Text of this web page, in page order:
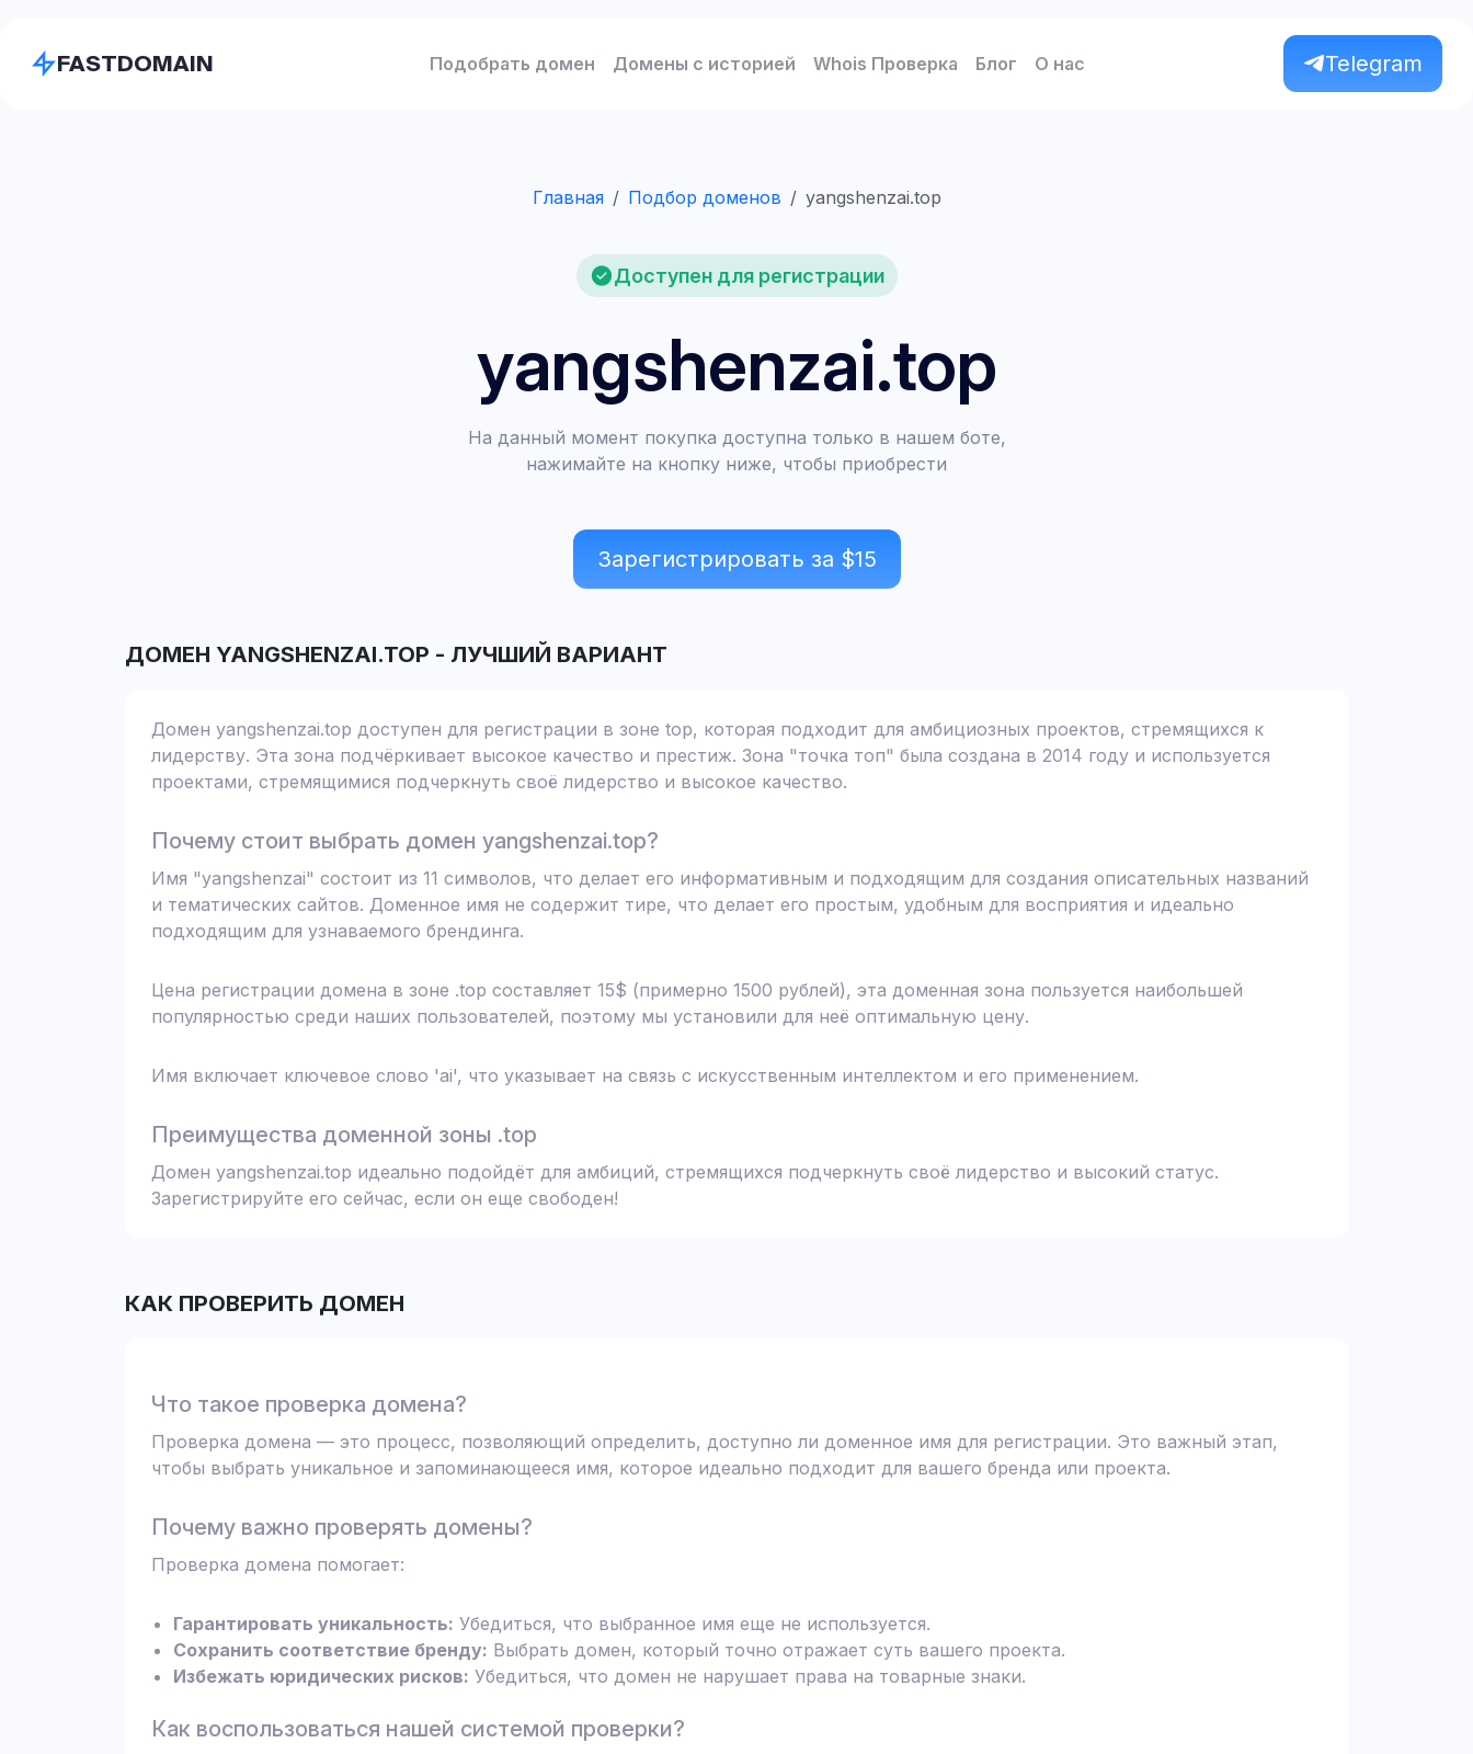
FASTDOMAIN Подобрать домен Домены с историей Whois Проверка Блог О нас Telegram
Главная Подбор доменов yangshenzai.top
Доступен для регистрации
yangshenzai.top
На данный момент покупка доступна только в нашем боте,
нажимайте на кнопку ниже, чтобы приобрести
Зарегистрировать за $15
ДОМЕН YANGSHENZAI.TOP - ЛУЧШИЙ ВАРИАНТ
Домен yangshenzai.top доступен для регистрации в зоне top, которая подходит для амбициозных проектов, стремящихся к
лидерству. Эта зона подчёркивает высокое качество и престиж. Зона "точка топ" была создана в 2014 году и используется
проектами, стремящимися подчеркнуть своё лидерство и высокое качество.
Почему стоит выбрать домен yangshenzai.top?
Имя "yangshenzai" состоит из 11 символов, что делает его информативным и подходящим для создания описательных названий
и тематических сайтов. Доменное имя не содержит тире, что делает его простым, удобным для восприятия и идеально
подходящим для узнаваемого брендинга.
Цена регистрации домена в зоне .top составляет 15$ (примерно 1500 рублей), эта доменная зона пользуется наибольшей
популярностью среди наших пользователей, поэтому мы установили для неё оптимальную цену.
Имя включает ключевое слово 'ai', что указывает на связь с искусственным интеллектом и его применением.
Преимущества доменной зоны .top
Домен yangshenzai.top идеально подойдёт для амбиций, стремящихся подчеркнуть своё лидерство и высокий статус.
Зарегистрируйте его сейчас, если он еще свободен!
КАК ПРОВЕРИТЬ ДОМЕН
Что такое проверка домена?
Проверка домена — это процесс, позволяющий определить, доступно ли доменное имя для регистрации. Это важный этап,
чтобы выбрать уникальное и запоминающееся имя, которое идеально подходит для вашего бренда или проекта.
Почему важно проверять домены?
Проверка домена помогает:
Гарантировать уникальность: Убедиться, что выбранное имя еще не используется.
Сохранить соответствие бренду: Выбрать домен, который точно отражает суть вашего проекта.
Избежать юридических рисков: Убедиться, что домен не нарушает права на товарные знаки.
Как воспользоваться нашей системой проверки?